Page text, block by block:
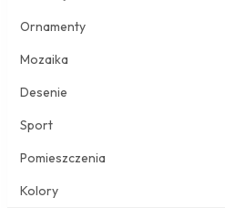
Ornamenty
Mozaika
Desenie
Sport
Pomieszczenia
Kolory